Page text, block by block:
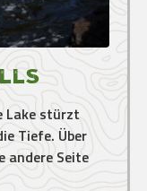
Lake stürzt
Tiefe. Über
andere Seite